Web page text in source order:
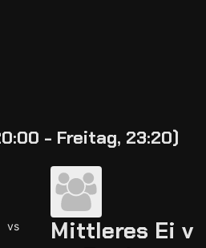
- Freitag, 23:20)
vs
Mittleres Ei v